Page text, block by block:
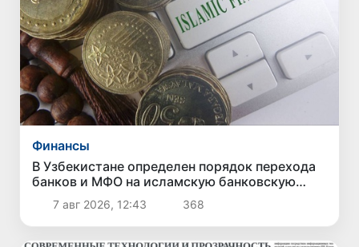
Финансы
В Узбекистане определен порядок перехода
банков и МФО на исламскую банковскую
деятельность
7 авг 2026, 12:43 368